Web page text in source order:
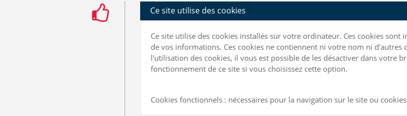
Ce site utilise des cookies
Ce site utilise des cookies installés sur votre ordinateur. Ces cookies
de vos informations. Ces cookies ne contiennent ni votre nom ni d'autres
l'utilisation des cookies, il vous est possible de les désactiver dans votre
fonctionnement de ce site si vous choisissez cette option.
Cookies fonctionnels : nécessaires pour la navigation sur le site ou